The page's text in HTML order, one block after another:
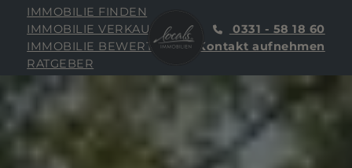
IMMOBILIE FINDEN
IMMOBILIE VERKAUFEN
IMMOBILIE BEWERTEN
RATGEBER
0331 - 58 18 60
Kontakt aufnehmen